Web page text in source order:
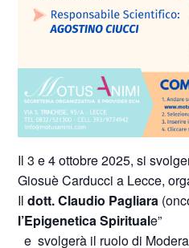
Il 3 e 4 ottobre 2025, si
Giosuè Carducci a Lecce,
Ildott. Claudio Pagliara
l’Epigenetica Spirituale”
e svolgerà il ruolo di